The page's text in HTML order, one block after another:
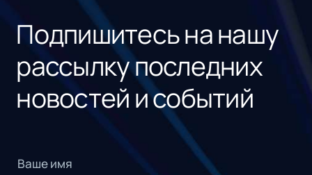
Подпишитесь на нашу
рассылку последних
новостей и событий